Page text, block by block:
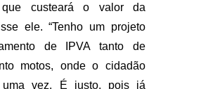
que custeará o valor da
ele. “Tenho um projeto
de IPVA tanto de
motos, onde o cidadão
uma vez. É justo, pois já